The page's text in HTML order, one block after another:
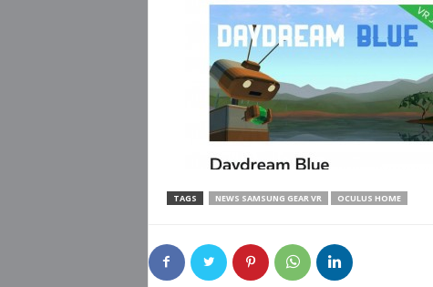
TAGS NEWS SAMSUNG GEAR VR OCULUS HOME